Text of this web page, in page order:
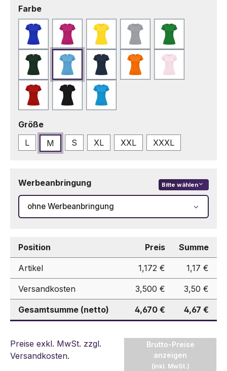
Farbeauswählen
Blau Fuchsie Gelb Grau Grün
Grün BottleHellblau MarineblauOrange Rosa
Rot Schwarz Türkis
Größeauswählen
L
M S XL XXL XXXL
(Diese Option ist
Werbeanbringung Bitte wählen
ohne Werbeanbringung
Position Preis Summe
Artikel 1,172 € 1,17 €
Versandkosten 3,500 € 3,50 €
Gesamtsumme (netto) 4,670 € 4,67 €
Preise exkl. MwSt. zzgl.
Versandkosten.
Brutto-Preise
anzeigen
(inkl. MwSt.)